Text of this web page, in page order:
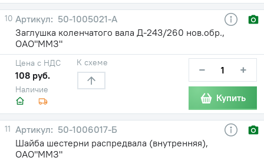
10
50-1005021-А
Заглушка коленчатого вала Д-243/260 нов.обр.,
ОАО"ММЗ"
Наличие
Цена с НДС
108 руб.
К схеме − +
Купить
11
50-1006017-Б
Шайба шестерни распредвала (внутренняя),
ОАО"ММЗ"